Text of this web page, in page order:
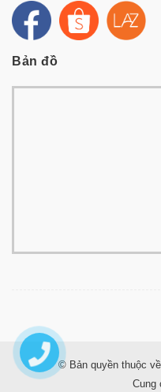
Bản đồ
© Bản quyền thuộc về
Cung